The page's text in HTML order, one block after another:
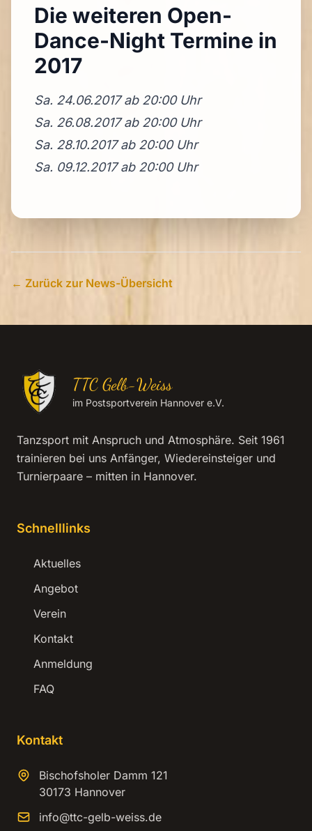
Die weiteren Open-
Dance-Night Termine in
2017
Sa. 24.06.2017 ab 20:00 Uhr
Sa. 26.08.2017 ab 20:00 Uhr
Sa. 28.10.2017 ab 20:00 Uhr
Sa. 09.12.2017 ab 20:00 Uhr
← Zurück zur News-Übersicht
TTC Gelb-Weiss
im Postsportverein Hannover e.V.
Tanzsport mit Anspruch und Atmosphäre. Seit 1961
trainieren bei uns Anfänger, Wiedereinsteiger und
Turnierpaare – mitten in Hannover.
Schnelllinks
Aktuelles
Angebot
Verein
Kontakt
Anmeldung
FAQ
Kontakt
Bischofsholer Damm 121
30173 Hannover
info@ttc-gelb-weiss.de